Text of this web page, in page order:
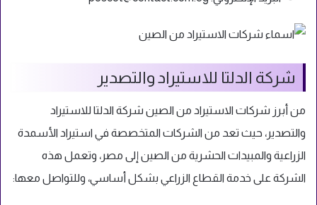
شركة الدلتا للاستيراد والتصدير
من أبرز شركات الاستيراد من الصين شركة الدلتا للاستيراد
والتصدير، حيث تعد من الشركات المتخصصة في استيراد الأسمدة
الزراعية والمبيدات الحشرية من الصين إلى مصر، وتعمل هذه
الشركة على خدمة القطاع الزراعي بشكل أساسي، وللتواصل معها: